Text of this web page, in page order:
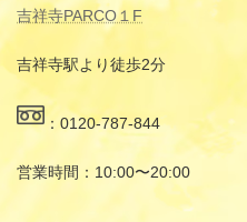
吉祥寺PARCO１F
吉祥寺駅より徒歩2分
：0120-787-844
営業時間：10:00〜20:00